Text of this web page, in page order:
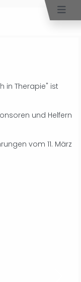
in Therapie" ist
und Helfern
vom 11. März